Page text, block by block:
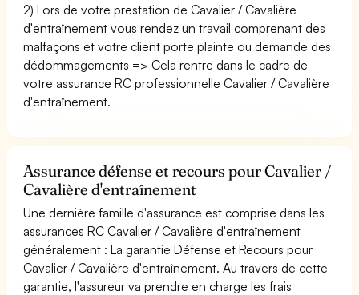
2) Lors de votre prestation de Cavalier / Cavalière
d'entraînement vous rendez un travail comprenant des
malfaçons et votre client porte plainte ou demande des
dédommagements => Cela rentre dans le cadre de
votre assurance RC professionnelle Cavalier / Cavalière
d'entraînement.
Assurance défense et recours pour Cavalier /
Cavalière d'entraînement
Une dernière famille d'assurance est comprise dans les
assurances RC Cavalier / Cavalière d'entraînement
généralement : La garantie Défense et Recours pour
Cavalier / Cavalière d'entraînement. Au travers de cette
garantie, l'assureur va prendre en charge les frais